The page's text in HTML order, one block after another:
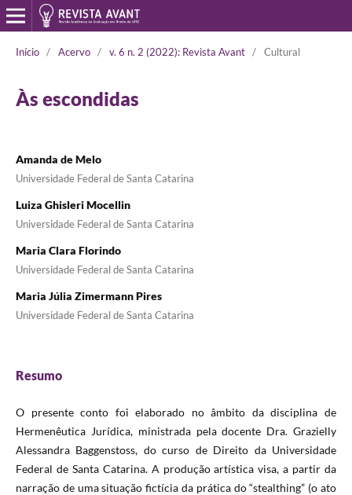
Início / Acervo / v. 6 n. 2 (2022): Revista Avant / Cultural
Às escondidas
Amanda de Melo
Universidade Federal de Santa Catarina
Luiza Ghisleri Mocellin
Universidade Federal de Santa Catarina
Maria Clara Florindo
Universidade Federal de Santa Catarina
Maria Júlia Zimermann Pires
Universidade Federal de Santa Catarina
Resumo
O presente conto foi elaborado no âmbito da disciplina de
Hermenêutica Jurídica, ministrada pela docente Dra. Grazielly
Alessandra Baggenstoss, do curso de Direito da Universidade
Federal de Santa Catarina. A produção artística visa, a partir da
narração de uma situação fictícia da prática do “stealthing” (o ato